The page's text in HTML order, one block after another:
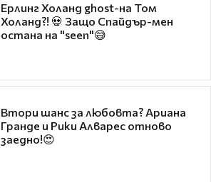
Ерлинг Холанд ghost-на Том
Холанд?! 💀 Защо Спайдър-мен
остана на "seen"😅
Втори шанс за любовта? Ариана
Гранде и Рики Алварес отново
заедно!😍